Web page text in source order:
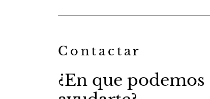
Contactar
¿En que podemos